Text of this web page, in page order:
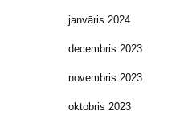
janvāris 2024
decembris 2023
novembris 2023
oktobris 2023